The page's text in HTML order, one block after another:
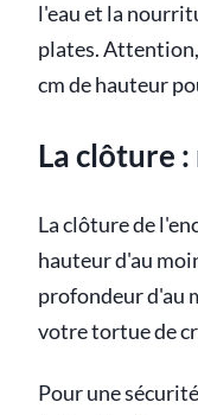
l'eau et la
plates.
cm de hauteur
La clôture
La clôture de
hauteur d'au
profondeur d'au
votre tortue de
Pour une